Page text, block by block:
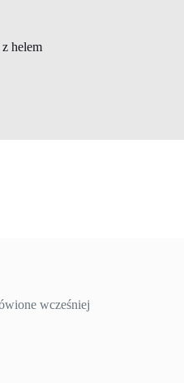
helem
wcześniej